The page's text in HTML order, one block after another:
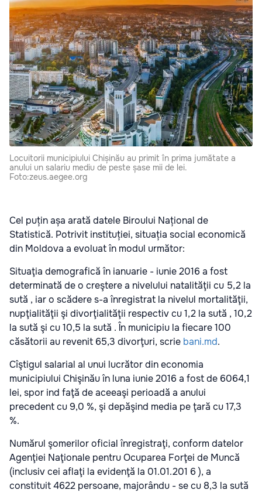
Locuitorii municipiului Chișinău au primit în prima jumătate a
anului un salariu mediu de peste șase mii de lei.
Foto:zeus.aegee.org
Cel puțin așa arată datele Biroului Național de
Statistică. Potrivit instituției, situația social economică
din Moldova a evoluat în modul următor:
Situaţia demografică în ianuarie - iunie 2016 a fost
determinată de o creştere a nivelului natalităţii cu 5,2 la
sută , iar o scădere s-a înregistrat la nivelul mortalităţii,
nupţialităţii şi divorţialităţii respectiv cu 1,2 la sută , 10,2
la sută şi cu 10,5 la sută . În municipiu la fiecare 100
căsătorii au revenit 65,3 divorţuri, scrie bani.md.
Cîştigul salarial al unui lucrător din economia
municipiului Chişinău în luna iunie 2016 a fost de 6064,1
lei, spor ind faţă de aceeaşi perioadă a anului
precedent cu 9,0 %, şi depăşind media pe ţară cu 17,3
%.
Numărul şomerilor oficial înregistraţi, conform datelor
Agenţiei Naţionale pentru Ocuparea Forţei de Muncă
(inclusiv cei aflaţi la evidenţă la 01.01.201 6 ), a
constituit 4622 persoane, majorându - se cu 8,3 la sută